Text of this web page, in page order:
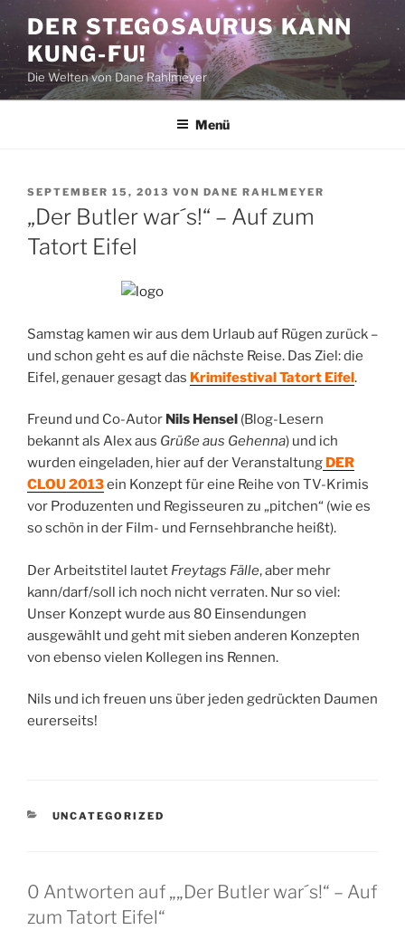
Zum
Inhalt
springen
DER STEGOSAURUS KANN
KUNG-FU!
Die Welten von Dane Rahlmeyer
Menü
VERÖFFENTLICHT
AM
SEPTEMBER 15, 2013 VON DANE RAHLMEYER
„Der Butler war´s!“ – Auf zum
Tatort Eifel
Samstag kamen wir aus dem Urlaub auf Rügen zurück –
und schon geht es auf die nächste Reise. Das Ziel: die
Eifel, genauer gesagt das Krimifestival Tatort Eifel.
Freund und Co-Autor Nils Hensel (Blog-Lesern
bekannt als Alex aus Grüße aus Gehenna) und ich
wurden eingeladen, hier auf der Veranstaltung DER
CLOU 2013ein Konzept für eine Reihe von TV-Krimis
vor Produzenten und Regisseuren zu „pitchen“ (wie es
so schön in der Film- und Fernsehbranche heißt).
Der Arbeitstitel lautet Freytags Fälle, aber mehr
kann/darf/soll ich noch nicht verraten. Nur so viel:
Unser Konzept wurde aus 80 Einsendungen
ausgewählt und geht mit sieben anderen Konzepten
von ebenso vielen Kollegen ins Rennen.
Nils und ich freuen uns über jeden gedrückten Daumen
eurerseits!
KATEGORIEN
UNCATEGORIZED
0 Antworten auf „„Der Butler war´s!“ – Auf
zum Tatort Eifel“